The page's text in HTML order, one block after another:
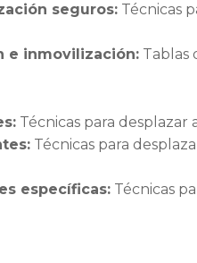
seguros: Técnicas
e inmovilización: Tablas
Técnicas para
Técnicas para
específicas: Técnicas